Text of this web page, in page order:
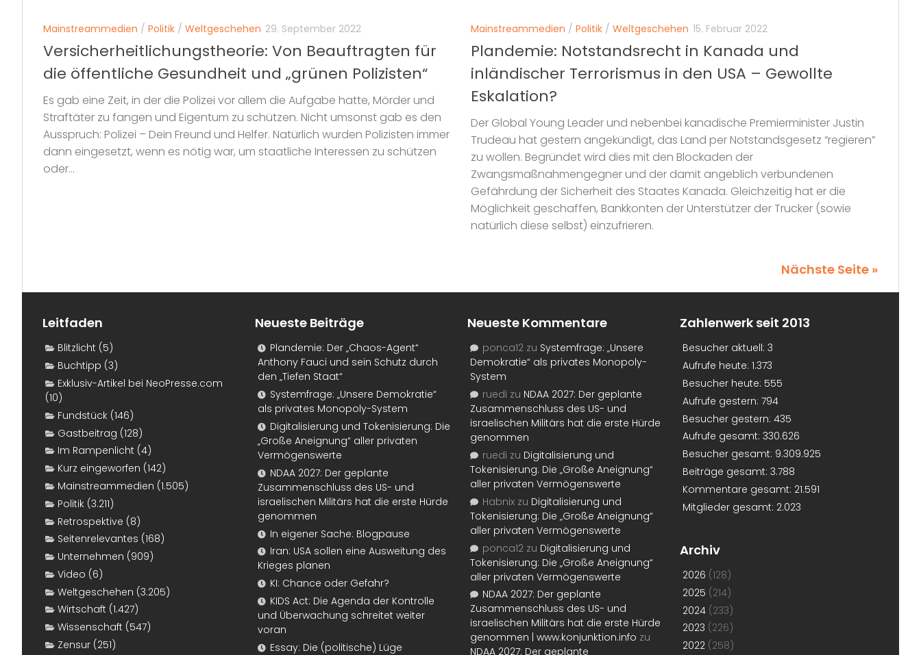
Mainstreammedien / Politik / Weltgeschehen 29. September 2022
Versicherheitlichungstheorie: Von Beauftragten für
die öffentliche Gesundheit und „grünen Polizisten“
Es gab eine Zeit, in der die Polizei vor allem die Aufgabe hatte, Mörder und
Straftäter zu fangen und Eigentum zu schützen. Nicht umsonst gab es den
Ausspruch: Polizei – Dein Freund und Helfer. Natürlich wurden Polizisten immer
dann eingesetzt, wenn es nötig war, um staatliche Interessen zu schützen
oder...
Mainstreammedien / Politik / Weltgeschehen 15. Februar 2022
Plandemie: Notstandsrecht in Kanada und
inländischer Terrorismus in den USA – Gewollte
Eskalation?
Der Global Young Leader und nebenbei kanadische Premierminister Justin
Trudeau hat gestern angekündigt, das Land per Notstandsgesetz “regieren”
zu wollen. Begründet wird dies mit den Blockaden der
Zwangsmaßnahmengegner und der damit angeblich verbundenen
Gefährdung der Sicherheit des Staates Kanada. Gleichzeitig hat er die
Möglichkeit geschaffen, Bankkonten der Unterstützer der Trucker (sowie
natürlich diese selbst) einzufrieren.
Nächste Seite »
Leitfaden
Blitzlicht (5)
Buchtipp (3)
Exklusiv-Artikel bei NeoPresse.com
(10)
Fundstück (146)
Gastbeitrag (128)
Im Rampenlicht (4)
Kurz eingeworfen (142)
Mainstreammedien (1.505)
Politik (3.211)
Retrospektive (8)
Seitenrelevantes (168)
Unternehmen (909)
Video (6)
Weltgeschehen (3.205)
Wirtschaft (1.427)
Wissenschaft (547)
Zensur (251)
Neueste Beiträge
Plandemie: Der „Chaos-Agent“
Anthony Fauci und sein Schutz durch
den „Tiefen Staat“
Systemfrage: „Unsere Demokratie“
als privates Monopoly-System
Digitalisierung und Tokenisierung: Die
„Große Aneignung“ aller privaten
Vermögenswerte
NDAA 2027: Der geplante
Zusammenschluss des US- und
israelischen Militärs hat die erste Hürde
genommen
In eigener Sache: Blogpause
Iran: USA sollen eine Ausweitung des
Krieges planen
KI: Chance oder Gefahr?
KIDS Act: Die Agenda der Kontrolle
und Überwachung schreitet weiter
voran
Essay: Die (politische) Lüge
Neueste Kommentare
ponca12 zu Systemfrage: „Unsere
Demokratie“ als privates Monopoly-
System
ruedi zu NDAA 2027: Der geplante
Zusammenschluss des US- und
israelischen Militärs hat die erste Hürde
genommen
ruedi zu Digitalisierung und
Tokenisierung: Die „Große Aneignung“
aller privaten Vermögenswerte
Habnix zu Digitalisierung und
Tokenisierung: Die „Große Aneignung“
aller privaten Vermögenswerte
ponca12 zu Digitalisierung und
Tokenisierung: Die „Große Aneignung“
aller privaten Vermögenswerte
NDAA 2027: Der geplante
Zusammenschluss des US- und
israelischen Militärs hat die erste Hürde
genommen | www.konjunktion.info zu
NDAA 2027: Der geplante
Zahlenwerk seit 2013
Besucher aktuell: 3
Aufrufe heute: 1.373
Besucher heute: 555
Aufrufe gestern: 794
Besucher gestern: 435
Aufrufe gesamt: 330.626
Besucher gesamt: 9.309.925
Beiträge gesamt: 3.788
Kommentare gesamt: 21.591
Mitglieder gesamt: 2.023
Archiv
2026 (128)
2025 (214)
2024 (233)
2023 (226)
2022 (258)